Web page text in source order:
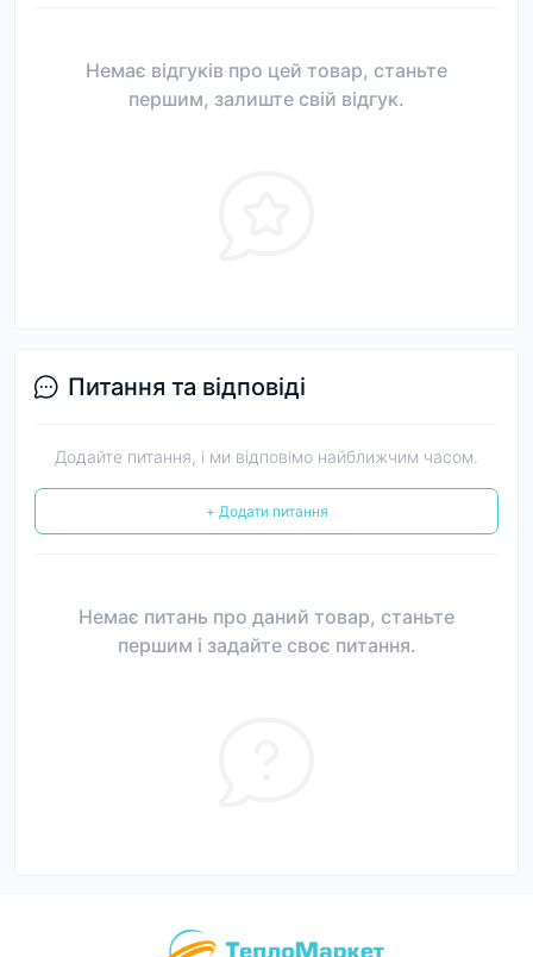
Немає відгуків про цей товар, станьте
першим, залиште свій відгук.
Питання та відповіді
Додайте питання, і ми відповімо найближчим часом.
+ Додати питання
Немає питань про даний товар, станьте
першим і задайте своє питання.